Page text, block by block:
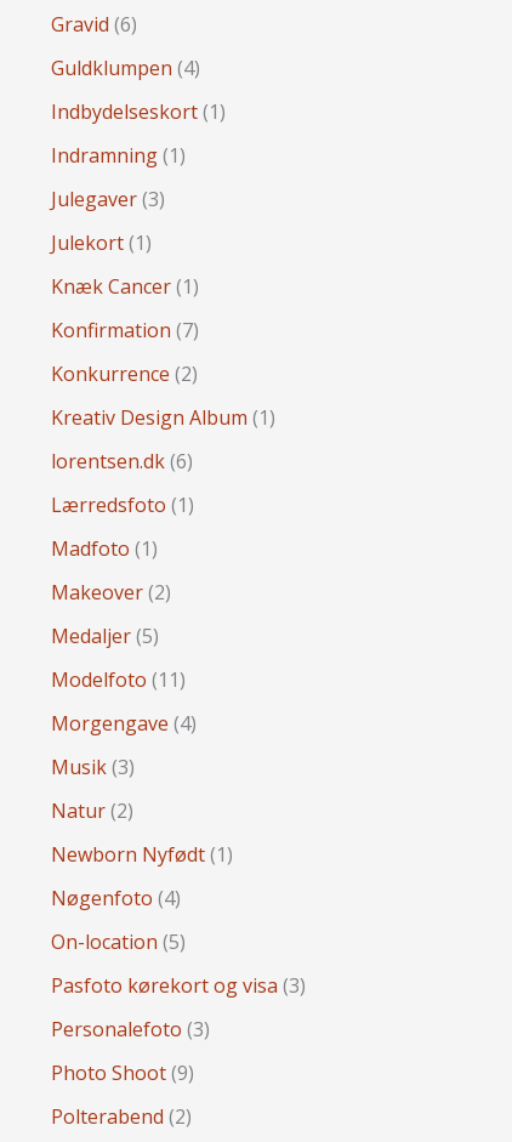
Gravid (6)
Guldklumpen (4)
Indbydelseskort(1)
Indramning(1)
Julegaver(3)
Julekort(1)
Knæk Cancer(1)
Konfirmation (7)
Konkurrence (2)
Kreativ Design Album (1)
lorentsen.dk(6)
Lærredsfoto (1)
Madfoto (1)
Makeover(2)
Medaljer(5)
Modelfoto (11)
Morgengave (4)
Musik(3)
Natur(2)
Newborn Nyfødt(1)
Nøgenfoto (4)
On-location (5)
Pasfoto kørekort og visa (3)
Personalefoto (3)
Photo Shoot(9)
Polterabend (2)